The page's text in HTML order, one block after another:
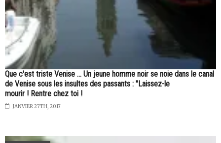
Que c'est triste Venise ... Un jeune homme noir se noie dans le canal
de Venise sous les insultes des passants : "Laissez-le
mourir ! Rentre chez toi !
JANVIER 27TH, 2017